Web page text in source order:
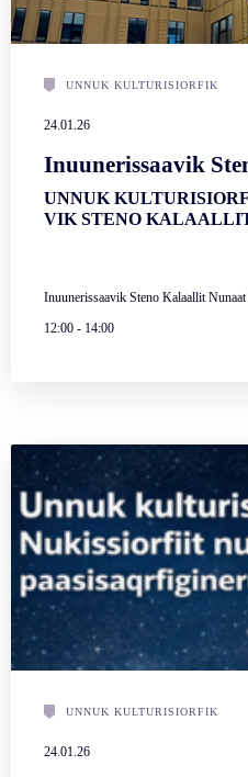
UNNUK KULTURISIORFIK
24.01.26
Inuunerissaavik
UNNUK
VIK STENO
Inuunerissaavik Steno Kalaallit
12:00 - 14:00
UNNUK KULTURISIORFIK
24.01.26